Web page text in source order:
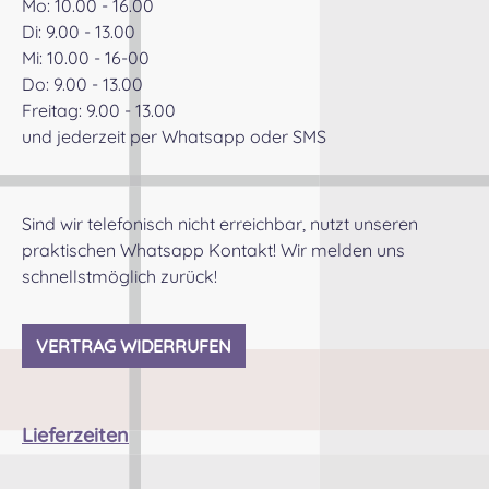
Mo: 10.00 - 16.00
Di: 9.00 - 13.00
Mi: 10.00 - 16-00
Do: 9.00 - 13.00
Freitag: 9.00 - 13.00
und jederzeit per Whatsapp oder SMS
Sind wir telefonisch nicht erreichbar, nutzt unseren
praktischen Whatsapp Kontakt! Wir melden uns
schnellstmöglich zurück!
VERTRAG WIDERRUFEN
Lieferzeiten